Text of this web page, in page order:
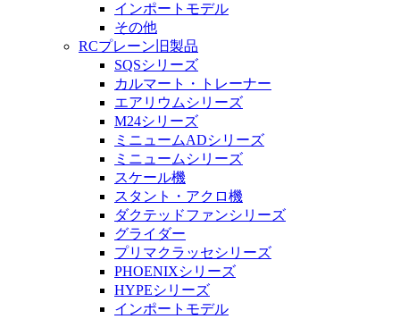
インポートモデル
その他
RCプレーン旧製品
SQSシリーズ
カルマート・トレーナー
エアリウムシリーズ
M24シリーズ
ミニュームADシリーズ
ミニュームシリーズ
スケール機
スタント・アクロ機
ダクテッドファンシリーズ
グライダー
プリマクラッセシリーズ
PHOENIXシリーズ
HYPEシリーズ
インポートモデル